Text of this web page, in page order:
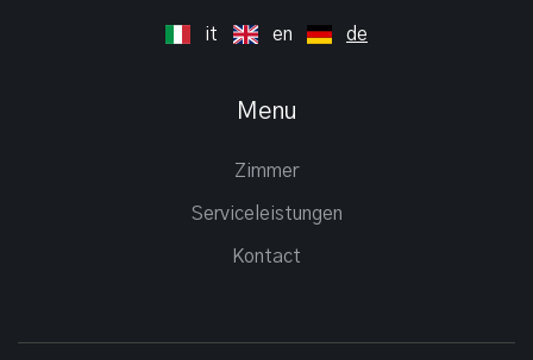
it en de
Menu
Zimmer
Serviceleistungen
Kontact